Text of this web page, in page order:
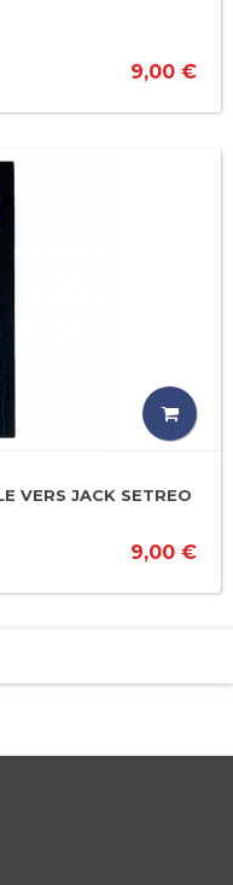
9,00 €
VERS JACK SETREO
9,00 €